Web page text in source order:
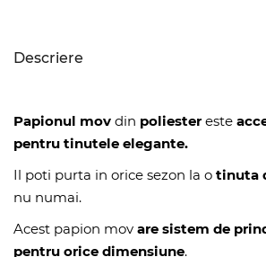
Descriere
Papionul mov din poliester este
pentru tinutele elegante.
Il poti purta in orice sezon la o tinuta
nu numai.
Acest papion mov are sistem de
pentru orice dimensiune.